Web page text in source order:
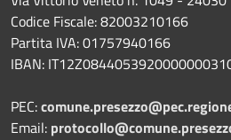
Codice Fiscale: 82003210166
Partita IVA: 01757940166
IBAN:
PEC:
Email: